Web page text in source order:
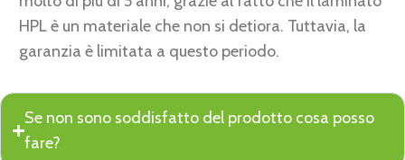
HPL è un materiale che non si detiora. Tuttavia, la
garanzia è limitata a questo periodo.
Se non sono soddisfatto del prodotto cosa posso
fare?